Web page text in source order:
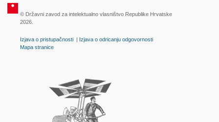
© Državni zavod za intelektualno vlasništvo Republike Hrvatske
2026.
Izjava o pristupačnosti | Izjava o odricanju odgovornosti
Mapa stranice